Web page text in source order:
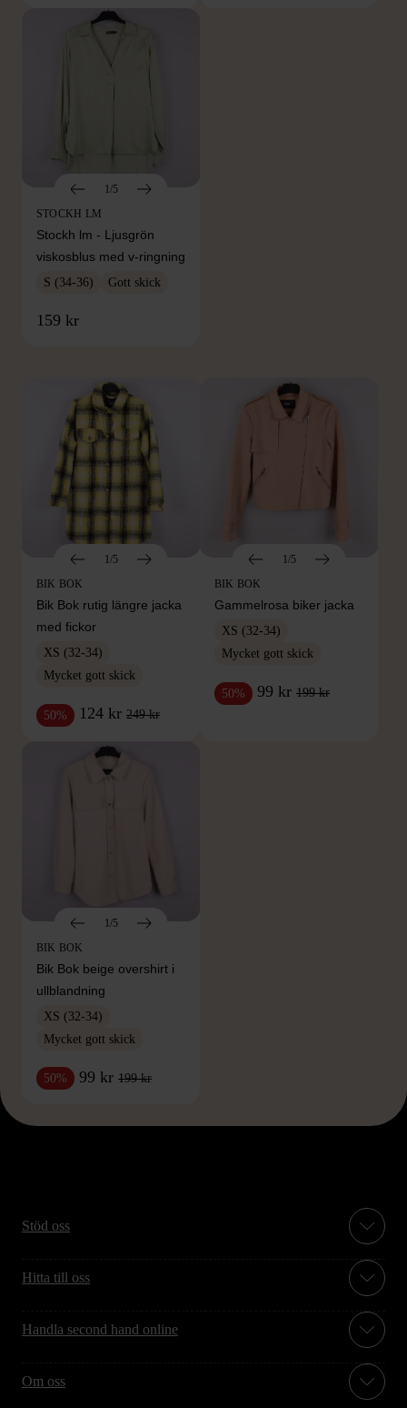
1/5
STOCKH LM
Stockh lm - Ljusgrön
viskosblus med v-ringning
S (34-36) Gott skick
159 kr
FRÅN SAMMA VARUMÄRKE
1/5
BIK BOK
Bik Bok rutig längre jacka
med fickor
XS (32-34)
Mycket gott skick
50% 124 kr 249 kr
1/5
BIK BOK
Gammelrosa biker jacka
XS (32-34)
Mycket gott skick
50% 99 kr 199 kr
1/5
BIK BOK
Bik Bok beige overshirt i
ullblandning
XS (32-34)
Mycket gott skick
50% 99 kr 199 kr
Stöd oss
Hitta till oss
Handla second hand online
Om oss